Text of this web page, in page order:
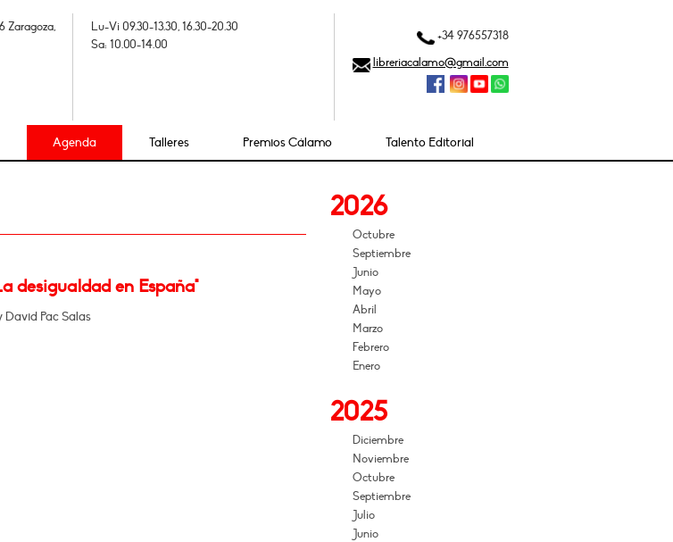
Zaragoza,
Lu-Vi 09.30-13.30, 16.30-20.30
Sa: 10.00-14.00
+34 976557318
libreriacalamo@gmail.com
Agenda Talleres Premios Cálamo Talento Editorial
desigualdad en España"
Pac Salas
2026
Octubre
Septiembre
Junio
Mayo
Abril
Marzo
Febrero
Enero
2025
Diciembre
Noviembre
Octubre
Septiembre
Julio
Junio